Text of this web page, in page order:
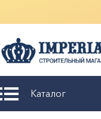
Каталог